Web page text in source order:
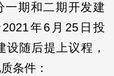
一期和二期开发建
年6月25日投
随后提上议程，
条件：